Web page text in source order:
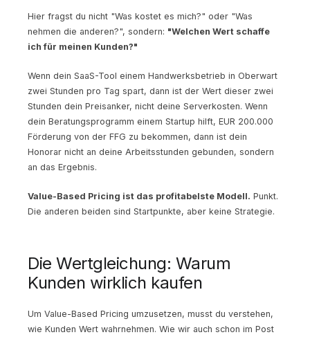
Hier fragst du nicht "Was kostet es mich?" oder "Was
nehmen die anderen?", sondern: "Welchen Wert schaffe
ich für meinen Kunden?"
Wenn dein SaaS-Tool einem Handwerksbetrieb in Oberwart
zwei Stunden pro Tag spart, dann ist der Wert dieser zwei
Stunden dein Preisanker, nicht deine Serverkosten. Wenn
dein Beratungsprogramm einem Startup hilft, EUR 200.000
Förderung von der FFG zu bekommen, dann ist dein
Honorar nicht an deine Arbeitsstunden gebunden, sondern
an das Ergebnis.
Value-Based Pricing ist das profitabelste Modell. Punkt.
Die anderen beiden sind Startpunkte, aber keine Strategie.
Die Wertgleichung: Warum
Kunden wirklich kaufen
Um Value-Based Pricing umzusetzen, musst du verstehen,
wie Kunden Wert wahrnehmen. Wie wir auch schon im Post